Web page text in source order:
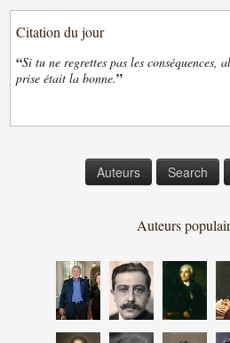
Citation du jour
“Si tu ne regrettes pas les conséquences,
prise était la bonne.”
Auteurs Search
Auteurs